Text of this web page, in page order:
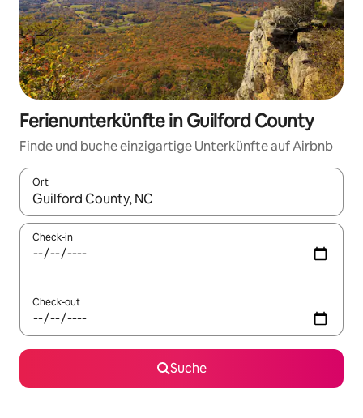
Ferienunterkünfte in Guilford County
Finde und buche einzigartige Unterkünfte auf Airbnb
Ort
Wenn Ergebnisse verfügbar sind, navigiere mit den
Check-in
Check-out
Suche